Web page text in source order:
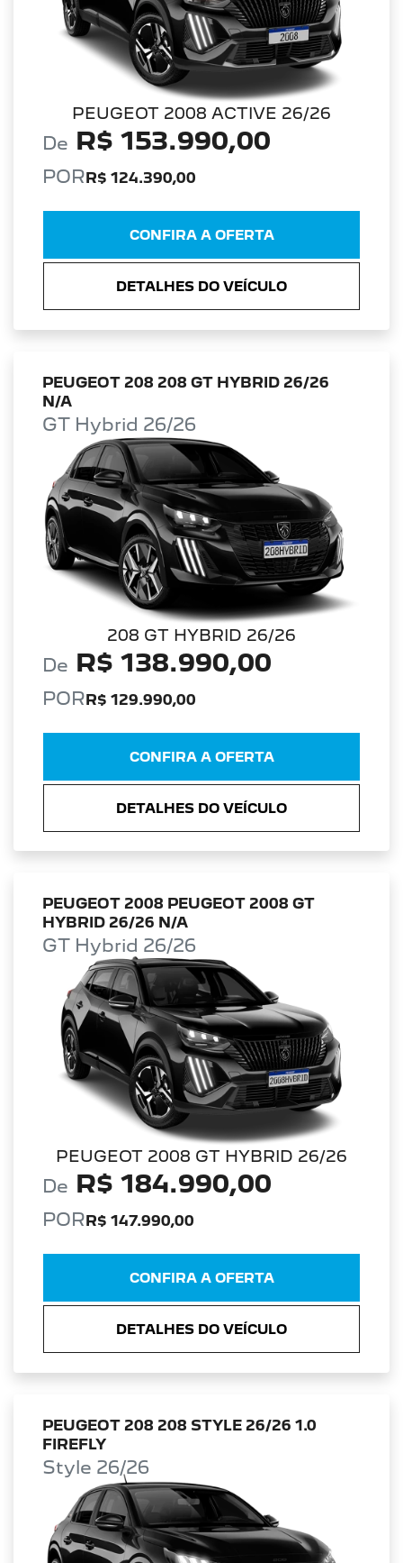
PEUGEOT 2008 ACTIVE 26/26
De R$ 153.990,00
POR R$ 124.390,00
CONFIRA A OFERTA
DETALHES DO VEÍCULO
PEUGEOT 208 208 GT HYBRID 26/26
N/A
GT Hybrid 26/26
208 GT HYBRID 26/26
De R$ 138.990,00
PORR$ 129.990,00
CONFIRA A OFERTA
DETALHES DO VEÍCULO
PEUGEOT 2008 PEUGEOT 2008 GT
HYBRID 26/26 N/A
GT Hybrid 26/26
PEUGEOT 2008 GT HYBRID 26/26
De R$ 184.990,00
PORR$ 147.990,00
CONFIRA A OFERTA
DETALHES DO VEÍCULO
PEUGEOT 208 208 STYLE 26/26 1.0
FIREFLY
Style 26/26